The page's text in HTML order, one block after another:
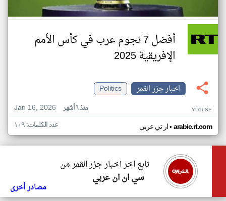
أفضل 7 نجوم عرب في كأس الأمم
الإفريقية 2025
اخبار جزر القمر
Politics
Jan 16, 2026
منذ ٦ أشهر YD16SE
ار تي عربي• arabic.rt.com عدد الكلمات: ١٠٩
تابع اخر اخبار جزر القمر من
سي ان ان عربي
مصادر أخرى